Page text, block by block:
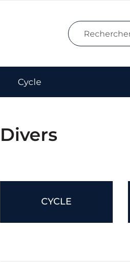
Cycle
Divers
CYCLE